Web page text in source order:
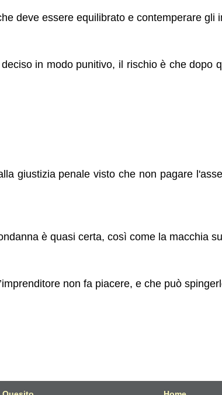
deve essere equilibrato e contemperare gli
in modo punitivo, il rischio è che dopo
giustizia penale visto che non pagare
è quasi certa, così come la macchia
non fa piacere, e che può